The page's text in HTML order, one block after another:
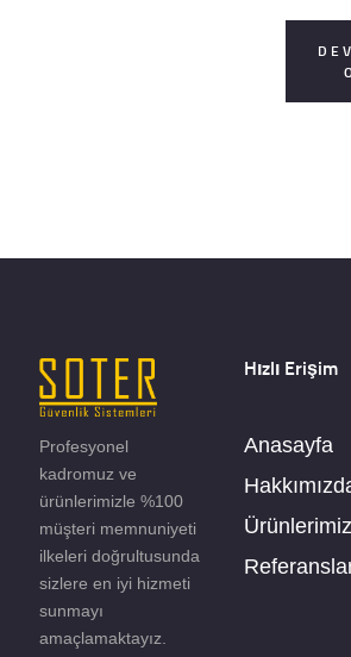
Profesyonel
kadromuz ve
ürünlerimizle %100
müşteri memnuniyeti
ilkeleri doğrultusunda
sizlere en iyi hizmeti
sunmayı
amaçlamaktayız.
Hızlı Erişim
Anasayfa
Ürünlerimiz